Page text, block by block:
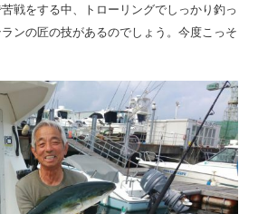
戦をする中、トローリングでしっかり釣っ
ンの匠の技があるのでしょう。今度こっそ